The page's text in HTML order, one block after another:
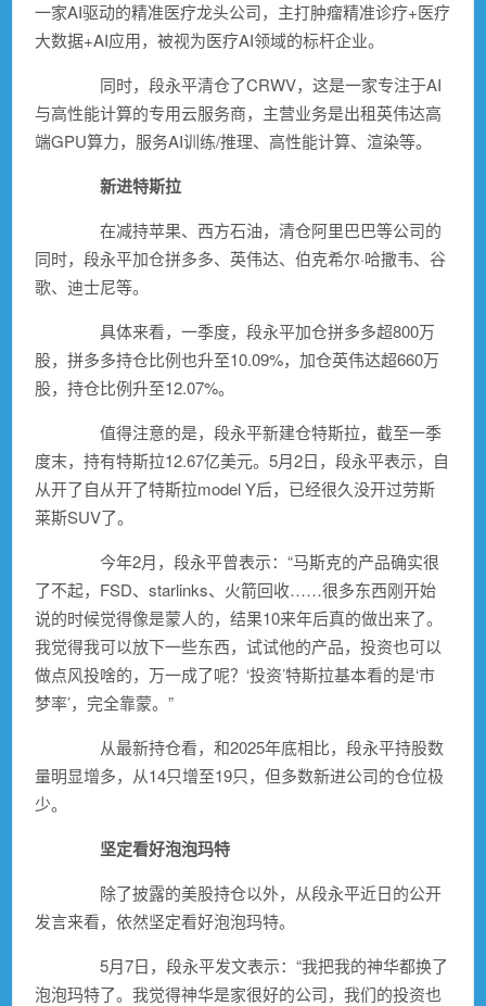
一家AI驱动的精准医疗龙头公司，主打肿瘤精准诊疗+医疗
大数据+AI应用，被视为医疗AI领域的标杆企业。
同时，段永平清仓了CRWV，这是一家专注于AI
与高性能计算的专用云服务商，主营业务是出租英伟达高
端GPU算力，服务AI训练/推理、高性能计算、渲染等。
新进特斯拉
在减持苹果、 西方石油，清仓阿里巴巴等公司的
同时，段永平加仓拼多多、英伟达、伯克希尔·哈撒韦、谷
歌、迪士尼等。
具体来看，一季度，段永平加仓拼多多超800万
股，拼多多持仓比例也升至10.09%，加仓英伟达超660万
股，持仓比例升至12.07%。
值得注意的是，段永平新建仓特斯拉，截至一季
度末，持有特斯拉12.67亿美元。5月2日，段永平表示，自
从开了自从开了特斯拉model Y后，已经很久没开过劳斯
莱斯SUV了。
今年2月，段永平曾表示：“马斯克的产品确实很
了不起，FSD、starlinks、火箭回收……很多东西刚开始
说的时候觉得像是蒙人的，结果10来年后真的做出来了。
我觉得我可以放下一些东西，试试他的产品，投资也可以
做点风投啥的，万一成了呢？‘投资’特斯拉基本看的是‘市
梦率’，完全靠蒙。”
从最新持仓看，和2025年底相比，段永平持股数
量明显增多，从14只增至19只，但多数新进公司的仓位极
少。
坚定看好泡泡玛特
除了披露的美股持仓以外，从段永平近日的公开
发言来看，依然坚定看好泡泡玛特。
5月7日，段永平发文表示：“我把我的神华都换了
泡泡玛特了。我觉得神华是家很好的公司，我们的投资也